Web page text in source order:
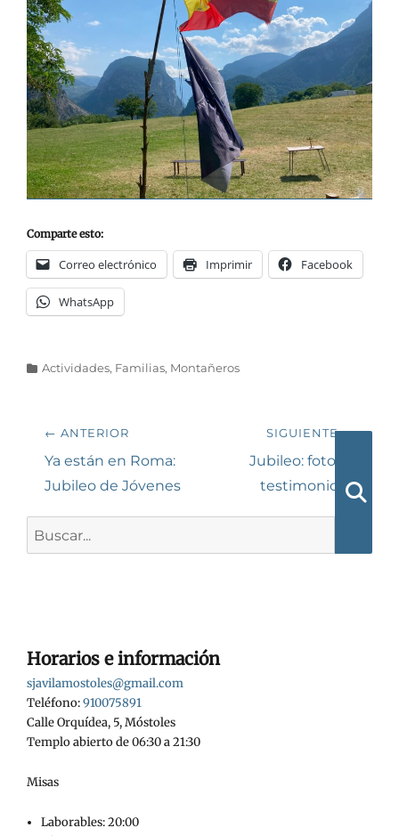
Comparte esto:
Correo electrónico Imprimir Facebook
WhatsApp
Categorías
Actividades, Familias, Montañeros
Navegación
de
entradas
← ANTERIOR
Entrada
anterior:
Ya están en Roma:
Jubileo de Jóvenes
SIGUIENTE →
Siguiente
entrada:
Jubileo: fotos y
testimonios 1
Horarios e información
sjavilamostoles@gmail.com
Teléfono:910075891
Calle Orquídea, 5, Móstoles
Templo abierto de 06:30 a 21:30
Misas
Laborables: 20:00